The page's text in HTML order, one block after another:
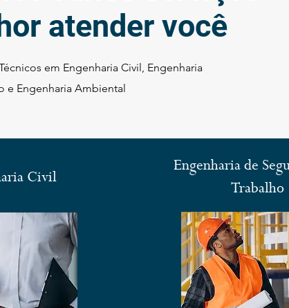
atender você
em Engenharia Civil, Engenharia
e Engenharia Ambiental
Civil
Engenharia de
Trabalho